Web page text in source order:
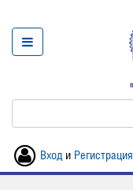
Вход и Регистрация